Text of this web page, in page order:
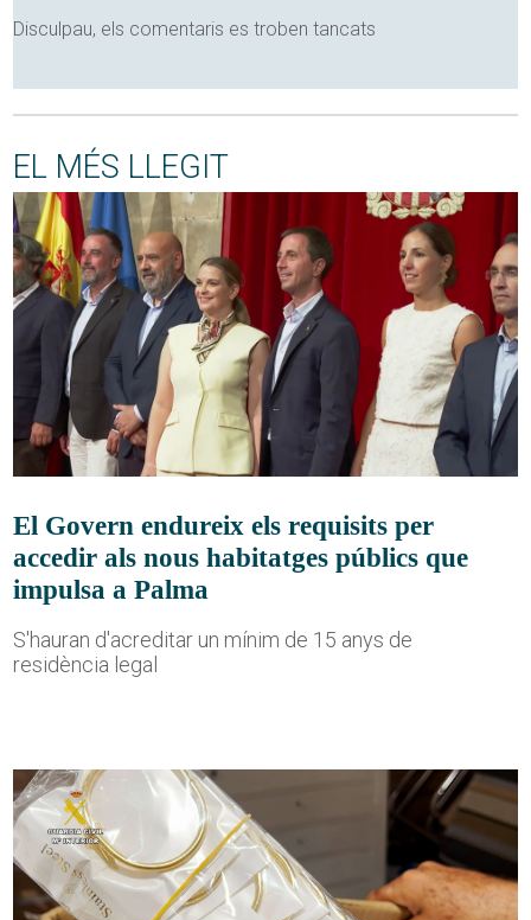
Disculpau, els comentaris es troben tancats
EL MÉS LLEGIT
El Govern endureix els requisits per
accedir als nous habitatges públics que
impulsa a Palma
S'hauran d'acreditar un mínim de 15 anys de
residència legal